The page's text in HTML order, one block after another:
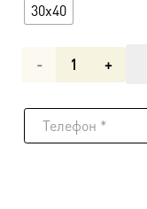
30x40
Количество
Икона